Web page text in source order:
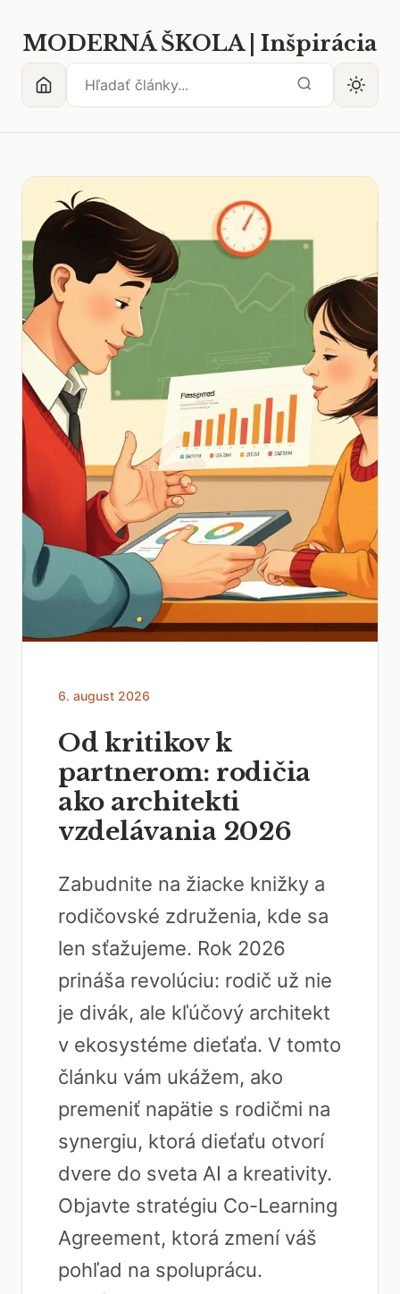
MODERNÁ ŠKOLA | Inšpirácia
6. august 2026
Od kritikov k
partnerom: rodičia
ako architekti
vzdelávania 2026
Zabudnite na žiacke knižky a
rodičovské združenia, kde sa
len sťažujeme. Rok 2026
prináša revolúciu: rodič už nie
je divák, ale kľúčový architekt
v ekosystéme dieťaťa. V tomto
článku vám ukážem, ako
premeniť napätie s rodičmi na
synergiu, ktorá dieťaťu otvorí
dvere do sveta AI a kreativity.
Objavte stratégiu Co-Learning
Agreement, ktorá zmení váš
pohľad na spoluprácu.